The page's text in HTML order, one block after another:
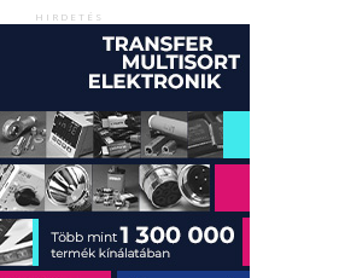
HIRDETÉS